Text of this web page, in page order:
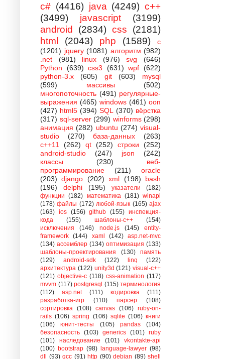
c# (4416) java (4249) c++
(3499)
javascript
(3199)
android
(2834) css
(2181)
html
(2043) php (1589)
c
(1201) jquery (1081) алгоритм (982)
.net
(981) linux (976) svg
(646)
Python
(639) css3 (631) wpf (622)
python-3.x
(605) git (603)
mysql
(599)
массивы
(502)
многопоточность (491) регулярные-
выражения (465) windows (461) ооп
(427) html5 (394) SQL (370) вёрстка
(317) sql-server (299) winforms (298)
анимация (282) ubuntu (274) visual-
studio
(270) база-данных
(263)
c++11
(262) qt (252) строки
(252)
android-studio
(247) json
(242)
классы
(230)
веб-
программирование
(211)
oracle
(203) django (202) xml (198)
bash
(196)
delphi (195) указатели
(182)
функции (182) математика (181) winapi
(178) файлы (172) любой-язык (165) ajax
(163) ios (156) github (155) инспекция-
кода
(155) шаблоны-с++
(154)
исключения
(146) node.js (145)
entity-
framework (144) xaml (142) asp.net-mvc
(134) ассемблер (134) оптимизация (133)
шаблоны-проектирования
(130)
память
(129)
android-sdk (122) linq
(122)
архитектура (122) unity3d (121) visual-c++
(121) objective-c (118) css-animation (117)
mvvm (117) postgresql (115) терминология
(112)
asp.net (111) кодировка
(111)
разработка-игр
(110) парсер
(108)
сортировка
(108) canvas (106) ruby-on-
rails (106) spring (106) sqlite (106) книги
(106)
юнит-тесты (105) pandas
(104)
безопасность (103) generics (101) ruby
(101)
наследование (101)
vkontakte-api
(100) bootstrap (98) language-lawyer (98)
dll (93) gcc (91) http (90) debian (89) shell